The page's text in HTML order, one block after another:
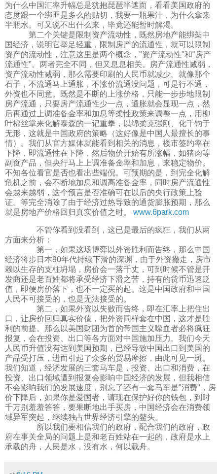
为什么中国汇率升幅总是犹抱琵琶半遮面，看看美国政府的
态度跟一个绑匪是多么的贴切，我要一瓶果汁，为什么拿来
半瓶水。可又说不出什么来，毕竟还能暂时解渴。
第二个关键是限制资产流动性，既然房地产能绑架中
国经济，说明它举足轻重，限制房产的流通性，就可以限制
资产的流动性，注意这里是两个概念，"资产流动性"和"房产
流通性"。两者完全不同，但又息息相关。房产流通性减弱，
资产流动性减弱，那么需要印刷的人民币就减少。就像那个
石子，不流通马上通胀，不涨价流通没问题，可是行不通，
外资也不同意。既然是不断的上涨价格，只能一步步地限制
房产流通，只要房产流通性少一点，通胀就会显现一点，然
后再通过上调准备金率和加息等柔性政策来调整一点，用柳
叶棉丝掌来化解泰森的一记重拳，以绵柔克强刚、化千钧于
无形，这就是中国政府的策略（这好像是中国人最擅长的事
情）。我们从官方媒体就能看到相关的消息，楼市签约率在
下降，即流通性在下降，然后物价开始有所涨幅，如猪肉等
副食产品，但央行马上上调准备金率和加息，来稳定物价。
不知各位看官是否也看出些端倪。可预期的是，到完全化解
危机之前，会不断地加息和调高准备金率，同时房产流通性
会越来越弱，这个预言是否准确可在以后的央行政策上验
证。等完全消除了由于经济过热导致的通货膨胀预期，那么
就是房地产价格回归真实价值之时。 www.6park.com
不管你看到没看到，这已是最后的疯狂，我们从两
方面来分析：
第一，如果这场博弈以外资胜利而告终，那么中国
经济将步日本90年代持续下滑的深渊，由于外资撤走，房市
赖以生存的支柱坍塌，房价会一落千丈，可到时候不管是开
发商还是老百姓都将承受经济下滑之苦，持有的货币迅速贬
值，即便房价落下，也不一定买的起。这是中国政府和中国
人民不可接受的，也是无法接受的。
第二，如果外资以失败而告终，即在汇率上把住出
口，让房价回归真实价值，把外资同样套在中国，这才是胜
利的前提。那么以美国财团为首的帝国主义噬血者必将疯狂
报复，会在投资、出口等各方面对中国施加压力。我们今天
人民币升值没有达到美国预期，已经导致中国出口到美国的
产品受打压，进而引起了众多的贸易摩擦，由此可见一斑。
我们知道，经济发展的三套马车是，投资、出口和消费，在
投资、出口领域遭到报复会影响中国经济的发展，但我相信
不会影响我们的发展速度，别忘了还有一套马车是"消费"，房
价下降后，如果你是爱国者，请现在保护好你的钱包，到时
千万别羞羞答答，要果断地出手买房，中国经济会在消费领
域异军突起，继续独占世界经济引擎的鳌头。
所以我们要相信我们的政府，配合我们的政府，政
府在事关全局的问题上是和老百姓站在一起的，政府是水上
承载的舟，人民是水，没有水，何以载舟。